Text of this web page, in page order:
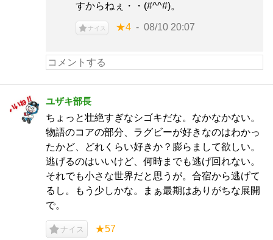
すからねぇ・・(#^^#)。
ナイス ★4 08/10 20:07
ユザキ部長
ちょっと壮絶すぎなシゴキだな。なかなかない。
物語のコアの部分、ラグビーが好きなのはわかっ
たかど、どれくらい好きか？膨らまして欲しい。
逃げるのはいいけど、何時までも逃げ回れない。
それでも小さな世界だと思うが。合宿から逃げて
るし。もう少しかな。まぁ最期はありがちな展開
で。
ナイス ★57